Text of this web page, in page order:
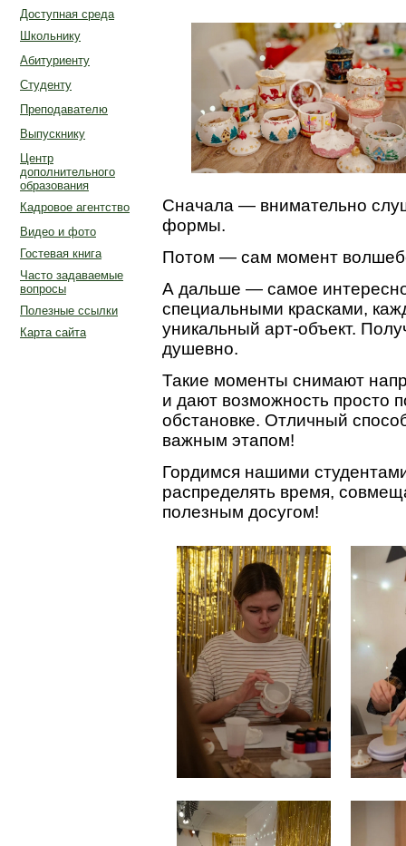
Доступная среда
Школьнику
Абитуриенту
Студенту
Преподавателю
Выпускнику
Центр
дополнительного
образования
Кадровое агентство
Видео и фото
Гостевая книга
Часто задаваемые
вопросы
Полезные ссылки
Карта сайта
Сначала — внимательно
формы.
Потом — сам момент
А дальше — самое
специальными красками,
уникальный арт-объект.
душевно.
Такие моменты снимают
и дают возможность просто
обстановке. Отличный
важным этапом!
Гордимся нашими
распределять время,
полезным досугом!